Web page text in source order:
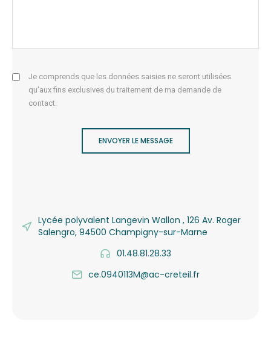
Je comprends que les données saisies ne seront utilisées
qu'aux fins exclusives du traitement de ma demande de
contact.
ENVOYER LE MESSAGE
Lycée polyvalent Langevin Wallon , 126 Av. Roger
Salengro, 94500 Champigny-sur-Marne
01.48.81.28.33
ce.0940113M@ac-creteil.fr